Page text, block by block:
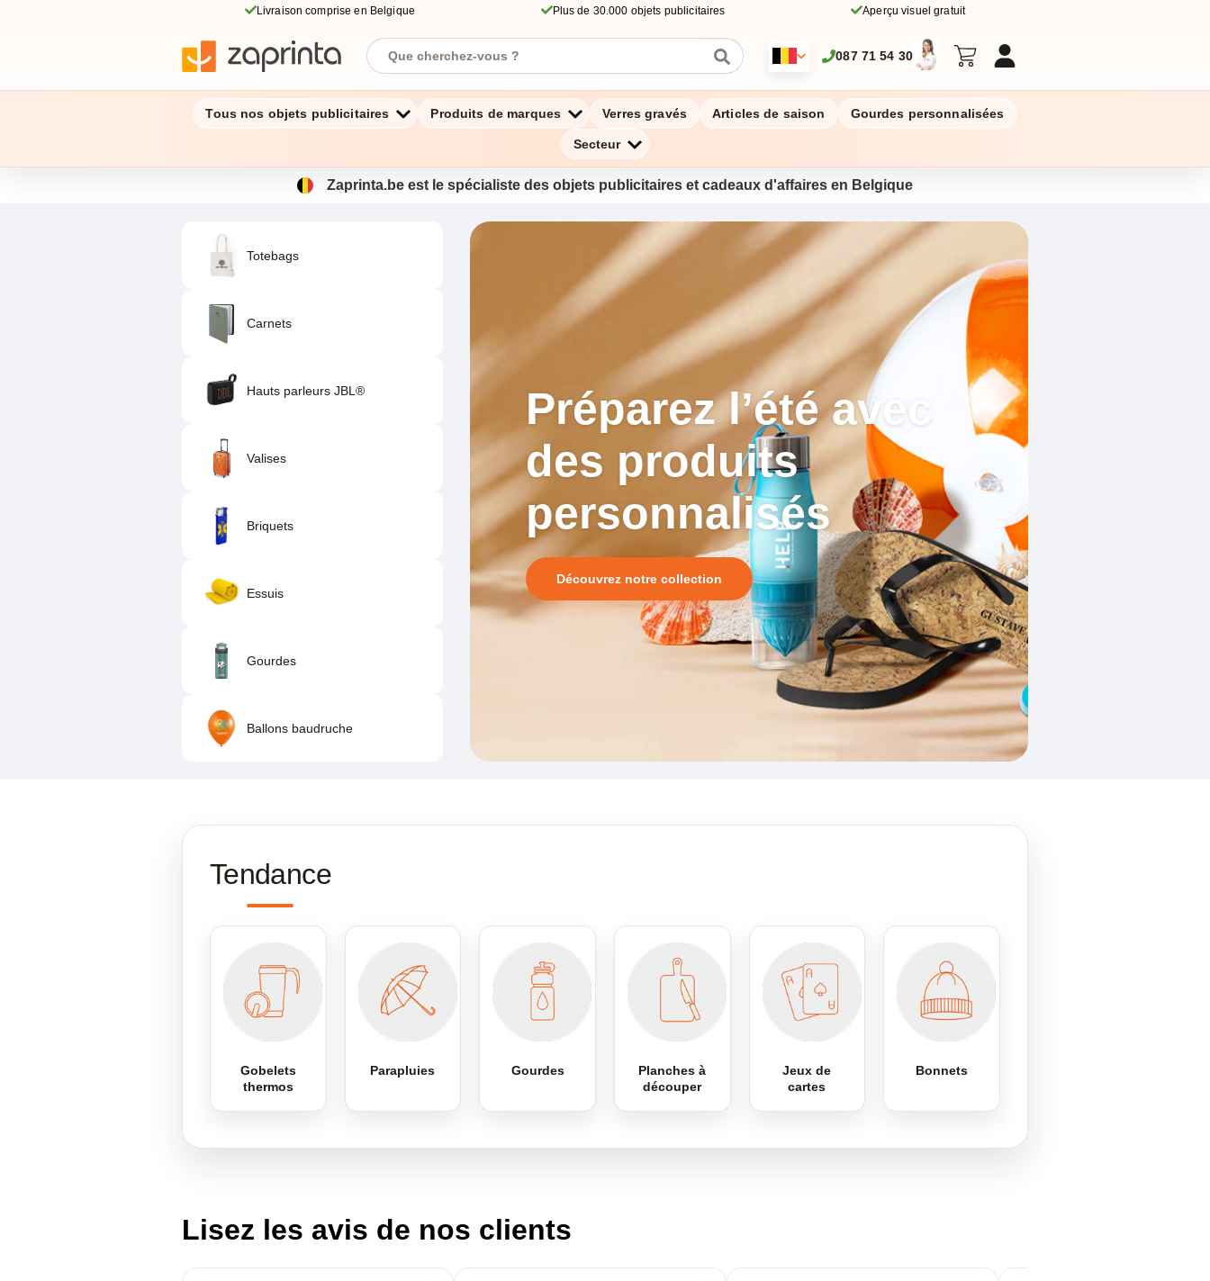
Livraison comprise en Belgique Plus de 30.000 objets publicitaires Aperçu visuel gratuit
087 71 54 30
Tous nos objets publicitaires Produits de marques Verres gravés Articles de saison Gourdes personnalisées
Secteur
Zaprinta.be est le spécialiste des objets publicitaires et cadeaux d'affaires en Belgique
Totebags
Carnets
Hauts parleurs JBL®
Valises
Briquets
Essuis
Gourdes
Ballons baudruche
Préparez l’été avec
des produits
personnalisés
Découvrez notre collection
Tendance
Gobelets
thermos
Parapluies Gourdes
Planches à
découper
Jeux de
cartes
Bonnets
Lisez les avis de nos clients